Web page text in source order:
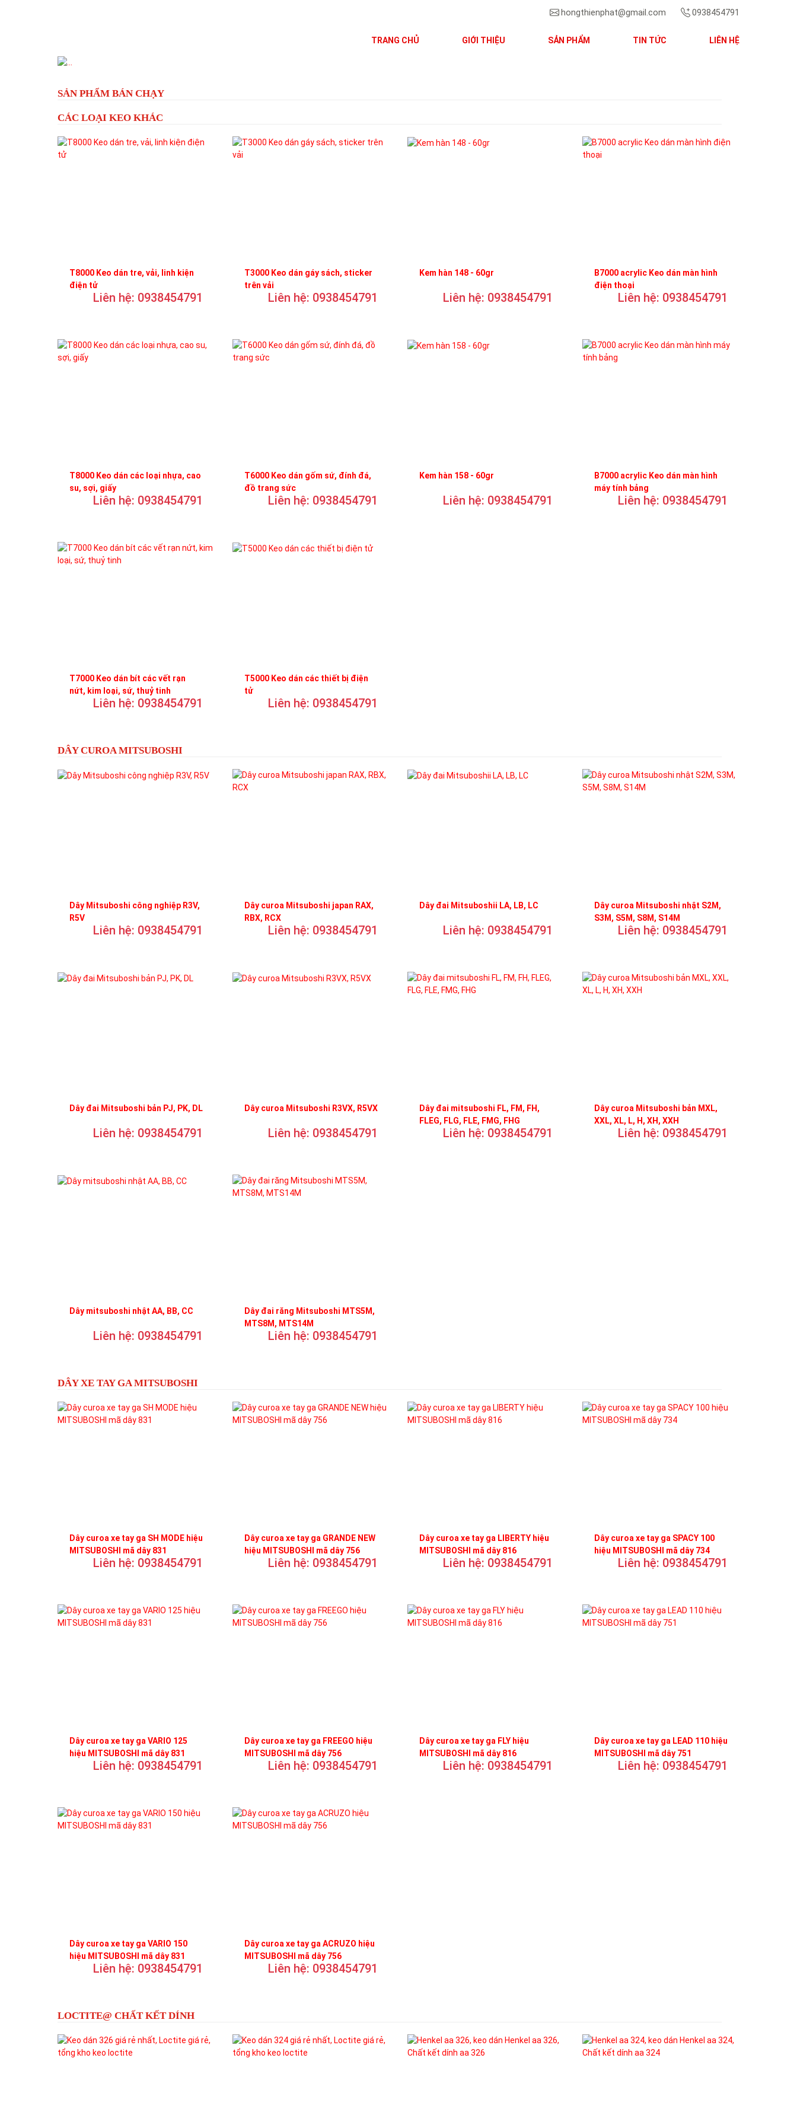
hongthienphat@gmail.com 0938454791
TRANG CHỦ GIỚI THIỆU SẢN PHẨM TIN TỨC LIÊN HỆ
SẢN PHẨM BÁN CHẠY
CÁC LOẠI KEO KHÁC
T8000 Keo dán tre, vải, linh kiện
điện tử
Liên hệ: 0938454791
T3000 Keo dán gáy sách, sticker
trên vải
Liên hệ: 0938454791
Kem hàn 148 - 60gr
Liên hệ: 0938454791
B7000 acrylic Keo dán màn hình
điện thoại
Liên hệ: 0938454791
T8000 Keo dán các loại nhựa, cao
su, sợi, giấy
Liên hệ: 0938454791
T6000 Keo dán gốm sứ, đính đá,
đồ trang sức
Liên hệ: 0938454791
Kem hàn 158 - 60gr
Liên hệ: 0938454791
B7000 acrylic Keo dán màn hình
máy tính bảng
Liên hệ: 0938454791
T7000 Keo dán bít các vết rạn
nứt, kim loại, sứ, thuỷ tinh
Liên hệ: 0938454791
T5000 Keo dán các thiết bị điện
tử
Liên hệ: 0938454791
DÂY CUROA MITSUBOSHI
Dây Mitsuboshi công nghiệp R3V,
R5V
Liên hệ: 0938454791
Dây curoa Mitsuboshi japan RAX,
RBX, RCX
Liên hệ: 0938454791
Dây đai Mitsuboshii LA, LB, LC
Liên hệ: 0938454791
Dây curoa Mitsuboshi nhật S2M,
S3M, S5M, S8M, S14M
Liên hệ: 0938454791
Dây đai Mitsuboshi bản PJ, PK, DL
Liên hệ: 0938454791
Dây curoa Mitsuboshi R3VX, R5VX
Liên hệ: 0938454791
Dây đai mitsuboshi FL, FM, FH,
FLEG, FLG, FLE, FMG, FHG
Liên hệ: 0938454791
Dây curoa Mitsuboshi bản MXL,
XXL, XL, L, H, XH, XXH
Liên hệ: 0938454791
Dây mitsuboshi nhật AA, BB, CC
Liên hệ: 0938454791
Dây đai răng Mitsuboshi MTS5M,
MTS8M, MTS14M
Liên hệ: 0938454791
DÂY XE TAY GA MITSUBOSHI
Dây curoa xe tay ga SH MODE hiệu
MITSUBOSHI mã dây 831
Liên hệ: 0938454791
Dây curoa xe tay ga GRANDE NEW
hiệu MITSUBOSHI mã dây 756
Liên hệ: 0938454791
Dây curoa xe tay ga LIBERTY hiệu
MITSUBOSHI mã dây 816
Liên hệ: 0938454791
Dây curoa xe tay ga SPACY 100
hiệu MITSUBOSHI mã dây 734
Liên hệ: 0938454791
Dây curoa xe tay ga VARIO 125
hiệu MITSUBOSHI mã dây 831
Liên hệ: 0938454791
Dây curoa xe tay ga FREEGO hiệu
MITSUBOSHI mã dây 756
Liên hệ: 0938454791
Dây curoa xe tay ga FLY hiệu
MITSUBOSHI mã dây 816
Liên hệ: 0938454791
Dây curoa xe tay ga LEAD 110 hiệu
MITSUBOSHI mã dây 751
Liên hệ: 0938454791
Dây curoa xe tay ga VARIO 150
hiệu MITSUBOSHI mã dây 831
Liên hệ: 0938454791
Dây curoa xe tay ga ACRUZO hiệu
MITSUBOSHI mã dây 756
Liên hệ: 0938454791
LOCTITE@ CHẤT KẾT DÍNH